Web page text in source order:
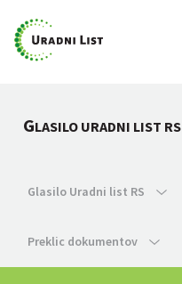
GLASILO URADNI LIST RS
Glasilo Uradni list RS
Preklic dokumentov